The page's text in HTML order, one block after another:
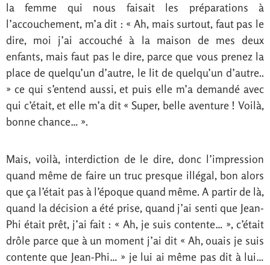
la femme qui nous faisait les préparations à
l’accouchement, m’a dit : « Ah, mais surtout, faut pas le
dire, moi j’ai accouché à la maison de mes deux
enfants, mais faut pas le dire, parce que vous prenez la
place de quelqu’un d’autre, le lit de quelqu’un d’autre..
» ce qui s’entend aussi, et puis elle m’a demandé avec
qui c’était, et elle m’a dit « Super, belle aventure ! Voilà,
bonne chance… ».
Mais, voilà, interdiction de le dire, donc l’impression
quand même de faire un truc presque illégal, bon alors
que ça l’était pas à l’époque quand même. A partir de là,
quand la décision a été prise, quand j’ai senti que Jean-
Phi était prêt, j’ai fait : « Ah, je suis contente… », c’était
drôle parce que à un moment j’ai dit « Ah, ouais je suis
contente que Jean-Phi… » je lui ai même pas dit à lui…